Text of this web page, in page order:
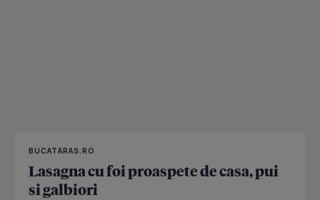
BUCATARAS.RO
Lasagna cu foi proaspete de casa, pui
si galbiori